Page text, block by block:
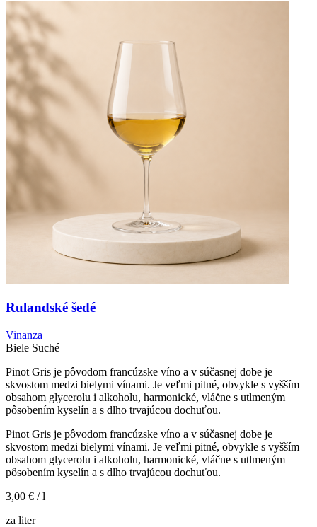
Rulandské šedé
Vinanza
Biele Suché
Pinot Gris je pôvodom francúzske víno a v súčasnej dobe je
skvostom medzi bielymi vínami. Je veľmi pitné, obvykle s vyšším
obsahom glycerolu i alkoholu, harmonické, vláčne s utlmeným
pôsobením kyselín a s dlho trvajúcou dochuťou.
Pinot Gris je pôvodom francúzske víno a v súčasnej dobe je
skvostom medzi bielymi vínami. Je veľmi pitné, obvykle s vyšším
obsahom glycerolu i alkoholu, harmonické, vláčne s utlmeným
pôsobením kyselín a s dlho trvajúcou dochuťou.
3,00 € / l
za liter